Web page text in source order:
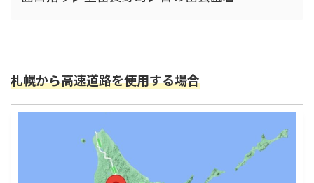
札幌から高速道路を使用する場合